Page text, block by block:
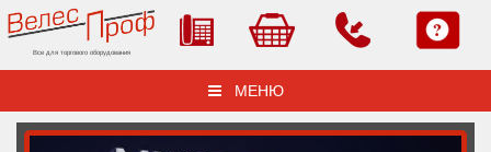
Все для торгового оборудования
МЕНЮ